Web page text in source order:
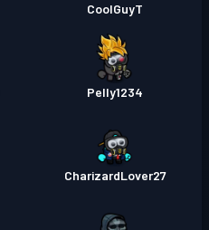
CoolGuyT
Pelly1234
CharizardLover27